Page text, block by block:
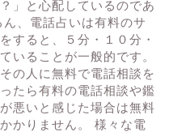
」と心配しているのであ
、電話占いは有料のサ
すると、５分・１０分・
いることが一般的です。
の人に無料で電話相談を
たら有料の電話相談や鑑
悪いと感じた場合は無料
かりません。 様々な電